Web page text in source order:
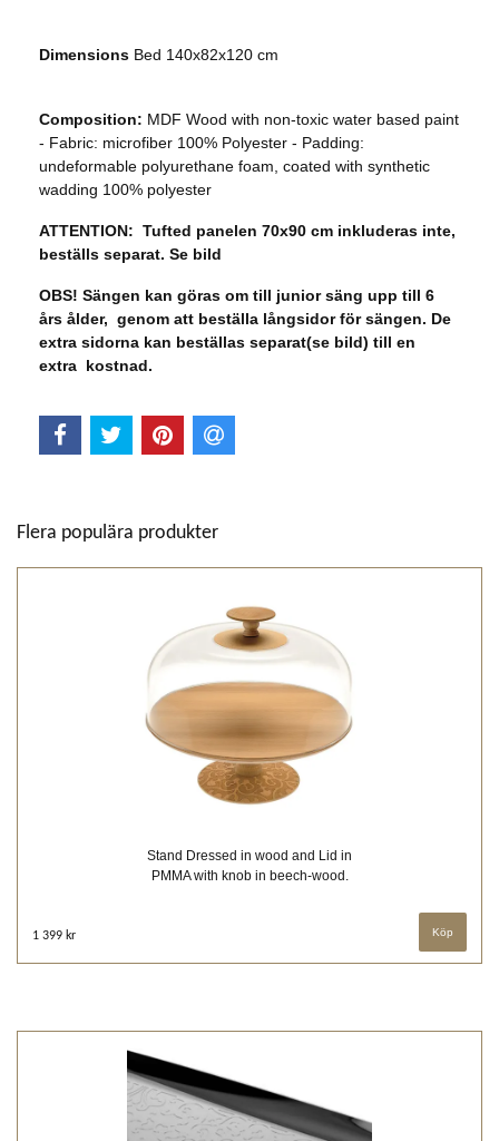
Dimensions Bed 140x82x120 cm
Composition: MDF Wood with non-toxic water based paint
- Fabric: microfiber 100% Polyester - Padding:
undeformable polyurethane foam, coated with synthetic
wadding 100% polyester
ATTENTION: Tufted panelen 70x90 cm inkluderas inte,
beställs separat. Se bild
OBS! Sängen kan göras om till junior säng upp till 6
års ålder, genom att beställa långsidor för sängen. De
extra sidorna kan beställas separat(se bild) till en
extra kostnad.
Flera populära produkter
Stand Dressed in wood and Lid in
PMMA with knob in beech-wood.
1 399 kr